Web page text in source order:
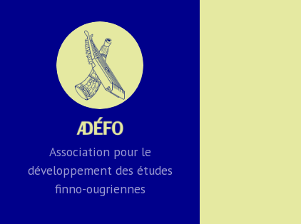
Association pour le
développement des études
finno-ougriennes